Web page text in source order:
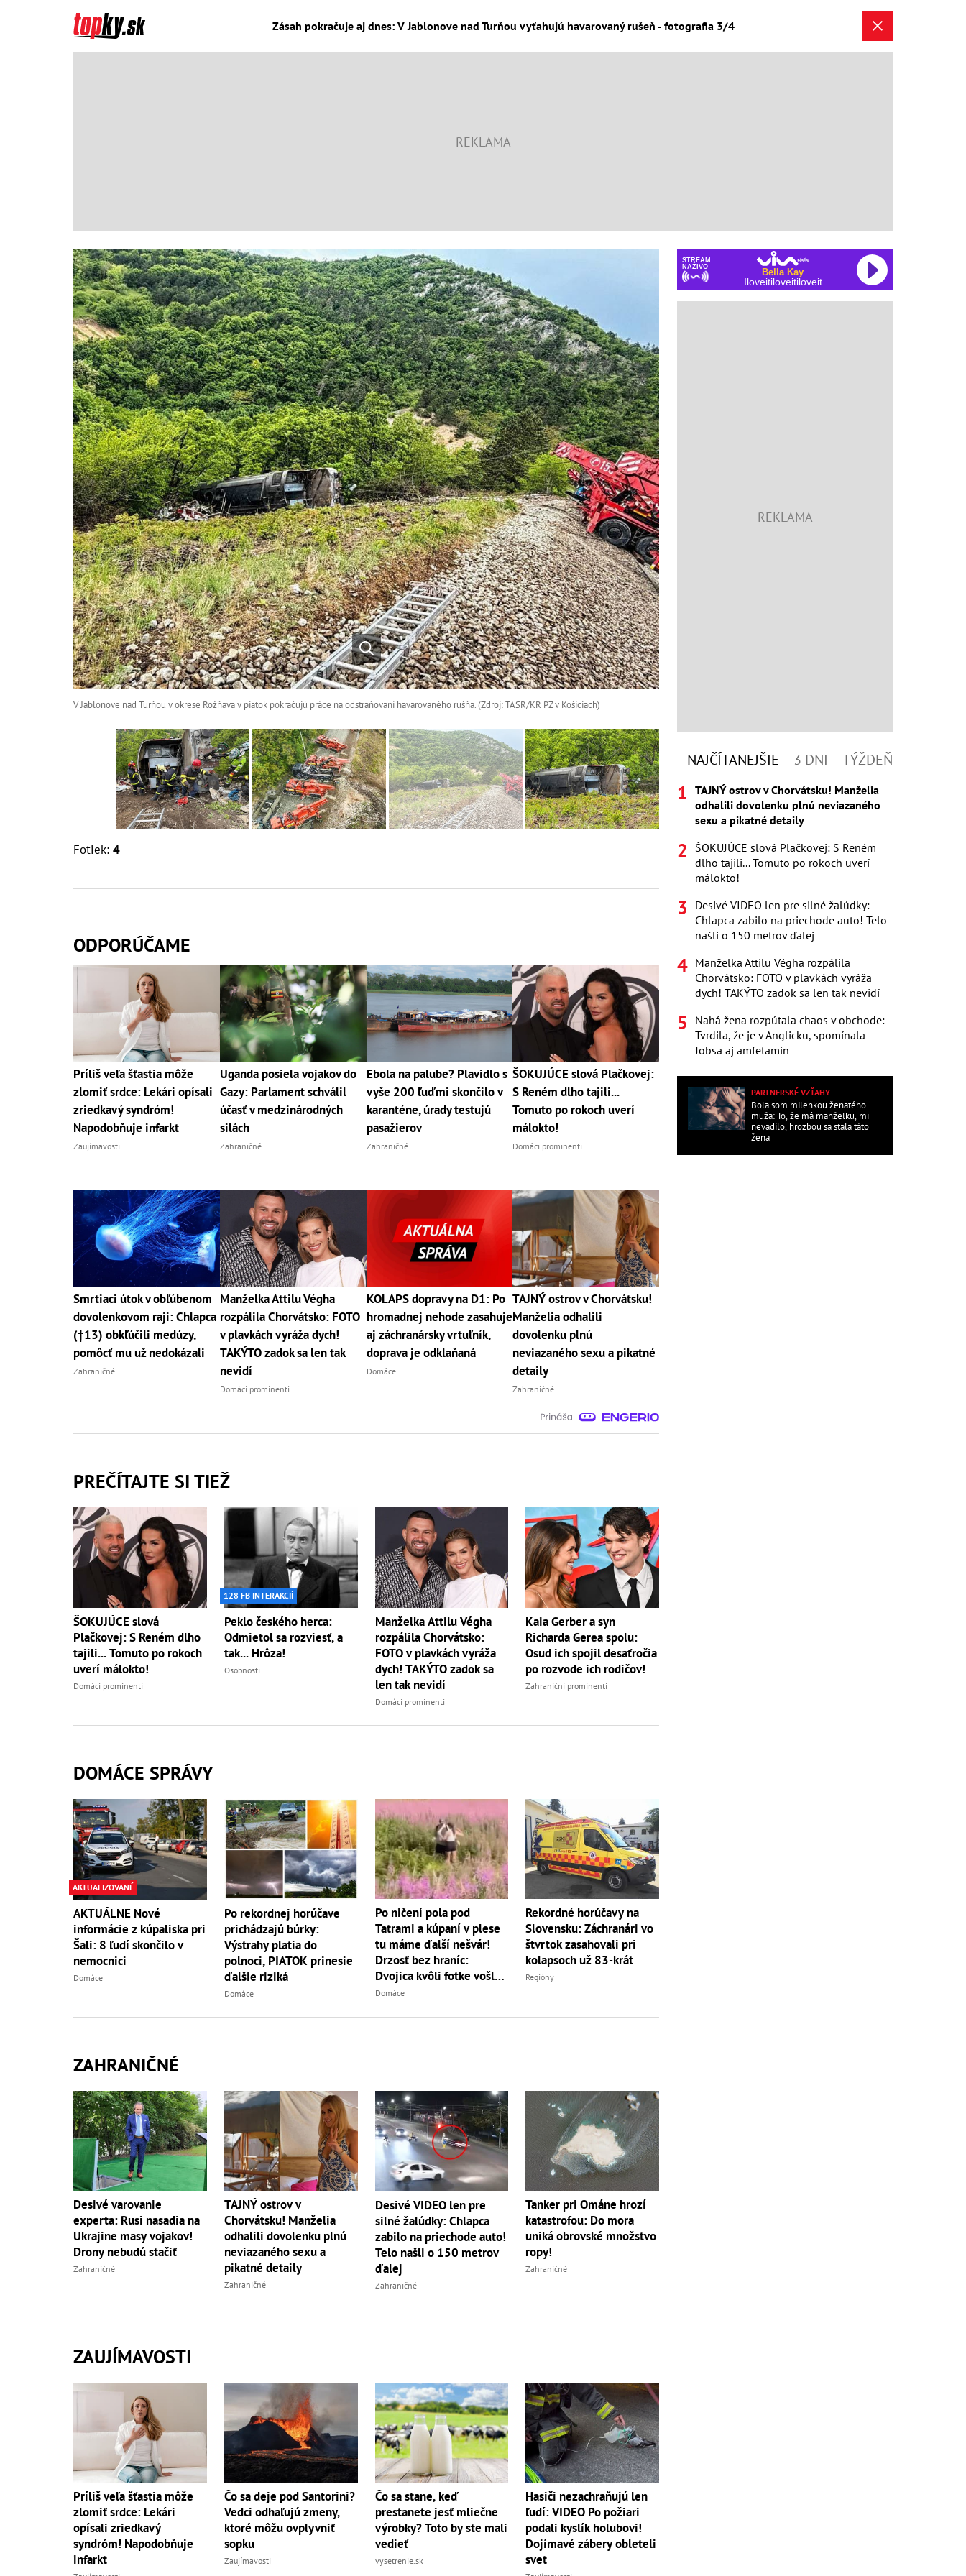
Zásah pokračuje aj dnes: V Jablonove nad Turňou vyťahujú havarovaný rušeň - fotografia 3/4
V Jablonove nad Turňou v okrese Rožňava v piatok pokračujú práce na odstraňovaní havarovaného rušňa. (Zdroj: TASR/KR PZ v Košiciach)
Fotiek: 4
ODPORÚČAME
Príliš veľa šťastia môže
zlomiť srdce: Lekári opísali
zriedkavý syndróm!
Napodobňuje infarkt
Zaujímavosti
Uganda posiela vojakov do
Gazy: Parlament schválil
účasť v medzinárodných
silách
Zahraničné
Ebola na palube? Plavidlo s
vyše 200 ľuďmi skončilo v
karanténe, úrady testujú
pasažierov
Zahraničné
ŠOKUJÚCE slová Plačkovej:
S Reném dlho tajili...
Tomuto po rokoch uverí
málokto!
Domáci prominenti
Smrtiaci útok v obľúbenom
dovolenkovom raji: Chlapca
(†13) obkľúčili medúzy,
pomôcť mu už nedokázali
Zahraničné
Manželka Attilu Végha
rozpálila Chorvátsko: FOTO
v plavkách vyráža dych!
TAKÝTO zadok sa len tak
nevidí
Domáci prominenti
KOLAPS dopravy na D1: Po
hromadnej nehode zasahuje
aj záchranársky vrtuľník,
doprava je odklaňaná
Domáce
TAJNÝ ostrov v Chorvátsku!
Manželia odhalili
dovolenku plnú
neviazaného sexu a pikatné
detaily
Zahraničné
PREČÍTAJTE SI TIEŽ
ŠOKUJÚCE slová
Plačkovej: S Reném dlho
tajili... Tomuto po rokoch
uverí málokto!
Domáci prominenti
128 FB INTERAKCIÍ
Peklo českého herca:
Odmietol sa rozviesť, a
tak... Hrôza!
Osobnosti
Manželka Attilu Végha
rozpálila Chorvátsko:
FOTO v plavkách vyráža
dych! TAKÝTO zadok sa
len tak nevidí
Domáci prominenti
Kaia Gerber a syn
Richarda Gerea spolu:
Osud ich spojil desaťročia
po rozvode ich rodičov!
Zahraniční prominenti
DOMÁCE SPRÁVY
AKTUALIZOVANÉ
AKTUÁLNE Nové
informácie z kúpaliska pri
Šali: 8 ľudí skončilo v
nemocnici
Domáce
Po rekordnej horúčave
prichádzajú búrky:
Výstrahy platia do
polnoci, PIATOK prinesie
ďalšie riziká
Domáce
Po ničení pola pod
Tatrami a kúpaní v plese
tu máme ďalší nešvár!
Drzosť bez hraníc:
Dvojica kvôli fotke vošla
do...
Domáce
Rekordné horúčavy na
Slovensku: Záchranári vo
štvrtok zasahovali pri
kolapsoch už 83-krát
Regióny
ZAHRANIČNÉ
Desivé varovanie
experta: Rusi nasadia na
Ukrajine masy vojakov!
Drony nebudú stačiť
Zahraničné
TAJNÝ ostrov v
Chorvátsku! Manželia
odhalili dovolenku plnú
neviazaného sexu a
pikatné detaily
Zahraničné
Desivé VIDEO len pre
silné žalúdky: Chlapca
zabilo na priechode auto!
Telo našli o 150 metrov
ďalej
Zahraničné
Tanker pri Ománe hrozí
katastrofou: Do mora
uniká obrovské množstvo
ropy!
Zahraničné
ZAUJÍMAVOSTI
Príliš veľa šťastia môže
zlomiť srdce: Lekári
opísali zriedkavý
syndróm! Napodobňuje
infarkt
Čo sa deje pod Santorini?
Vedci odhaľujú zmeny,
ktoré môžu ovplyvniť
sopku
Zaujímavosti
Čo sa stane, keď
prestanete jesť mliečne
výrobky? Toto by ste mali
vedieť
vysetrenie.sk
Hasiči nezachraňujú len
ľudí: VIDEO Po požiari
podali kyslík holubovi!
Dojímavé zábery obleteli
svet
STREAM
NAŽIVO
Bella Kay
Iloveitiloveitiloveit
NAJČÍTANEJŠIE 3 DNI TÝŽDEŇ
TAJNÝ ostrov v Chorvátsku! Manželia
odhalili dovolenku plnú neviazaného
sexu a pikatné detaily
ŠOKUJÚCE slová Plačkovej: S Reném
dlho tajili... Tomuto po rokoch uverí
málokto!
Desivé VIDEO len pre silné žalúdky:
Chlapca zabilo na priechode auto! Telo
našli o 150 metrov ďalej
Manželka Attilu Végha rozpálila
Chorvátsko: FOTO v plavkách vyráža
dych! TAKÝTO zadok sa len tak nevidí
Nahá žena rozpútala chaos v obchode:
Tvrdila, že je v Anglicku, spomínala
Jobsa aj amfetamín
PARTNERSKÉ VZŤAHY
Bola som milenkou ženatého
muža: To, že má manželku, mi
nevadilo, hrozbou sa stala táto
žena